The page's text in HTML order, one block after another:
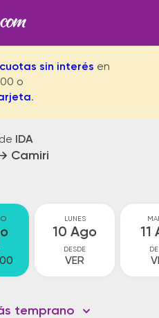
sin interés en
o
.
IDA
Camiri
LUNES
10 Ago
DESDE
VER
11
temprano